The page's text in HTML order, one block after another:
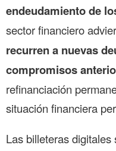
endeudamiento de
sector financiero
recurren a nuevas
compromisos
refinanciación
situación financiera
Las billeteras